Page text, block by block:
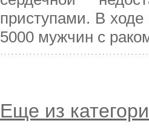
приступами. В
5000 мужчин с
Еще из